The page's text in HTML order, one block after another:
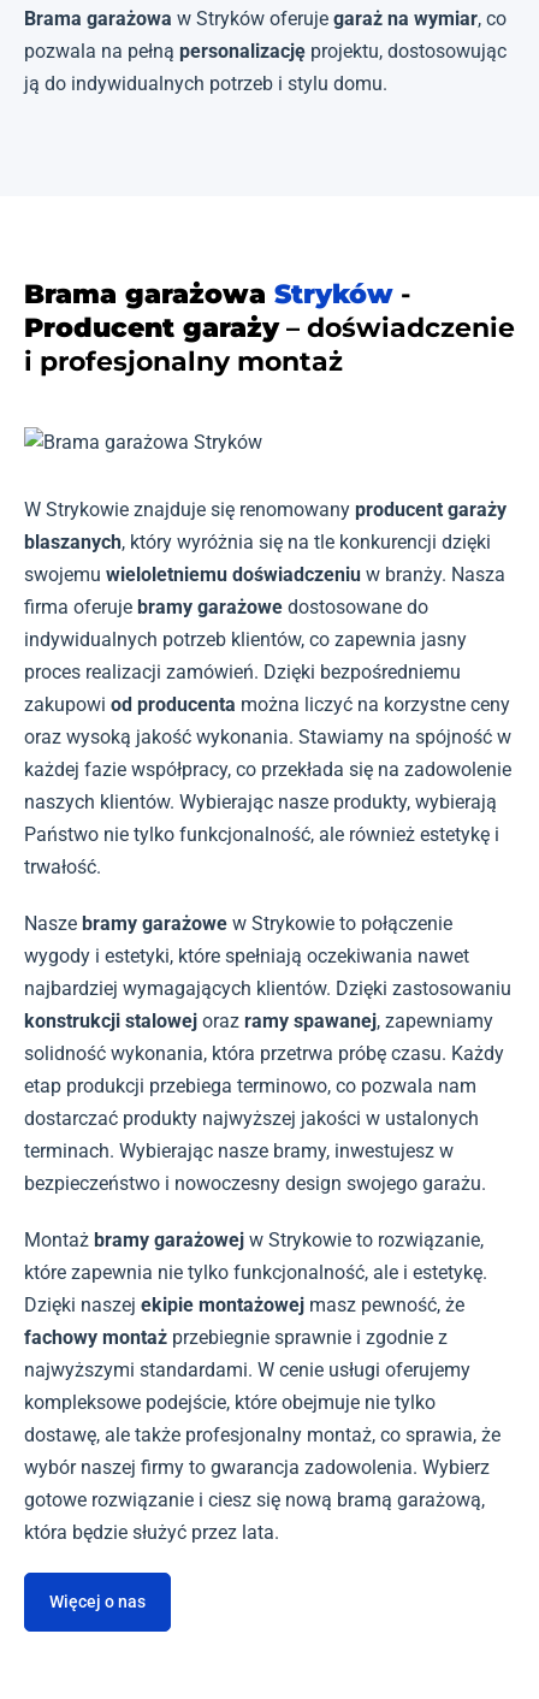
Brama garażowa w Stryków oferuje garaż na wymiar, co
pozwala na pełną personalizację projektu, dostosowując
ją do indywidualnych potrzeb i stylu domu.
Brama garażowa Stryków -
Producent garaży– doświadczenie
i profesjonalny montaż
W Strykowie znajduje się renomowany producent garaży
blaszanych, który wyróżnia się na tle konkurencji dzięki
swojemu wieloletniemu doświadczeniu w branży. Nasza
firma oferuje bramy garażowe dostosowane do
indywidualnych potrzeb klientów, co zapewnia jasny
proces realizacji zamówień. Dzięki bezpośredniemu
zakupowi od producenta można liczyć na korzystne ceny
oraz wysoką jakość wykonania. Stawiamy na spójność w
każdej fazie współpracy, co przekłada się na zadowolenie
naszych klientów. Wybierając nasze produkty, wybierają
Państwo nie tylko funkcjonalność, ale również estetykę i
trwałość.
Nasze bramy garażowe w Strykowie to połączenie
wygody i estetyki, które spełniają oczekiwania nawet
najbardziej wymagających klientów. Dzięki zastosowaniu
konstrukcji stalowej oraz ramy spawanej, zapewniamy
solidność wykonania, która przetrwa próbę czasu. Każdy
etap produkcji przebiega terminowo, co pozwala nam
dostarczać produkty najwyższej jakości w ustalonych
terminach. Wybierając nasze bramy, inwestujesz w
bezpieczeństwo i nowoczesny design swojego garażu.
Montaż bramy garażowej w Strykowie to rozwiązanie,
które zapewnia nie tylko funkcjonalność, ale i estetykę.
Dzięki naszej ekipie montażowej masz pewność, że
fachowy montaż przebiegnie sprawnie i zgodnie z
najwyższymi standardami. W cenie usługi oferujemy
kompleksowe podejście, które obejmuje nie tylko
dostawę, ale także profesjonalny montaż, co sprawia, że
wybór naszej firmy to gwarancja zadowolenia. Wybierz
gotowe rozwiązanie i ciesz się nową bramą garażową,
która będzie służyć przez lata.
Więcej o nas